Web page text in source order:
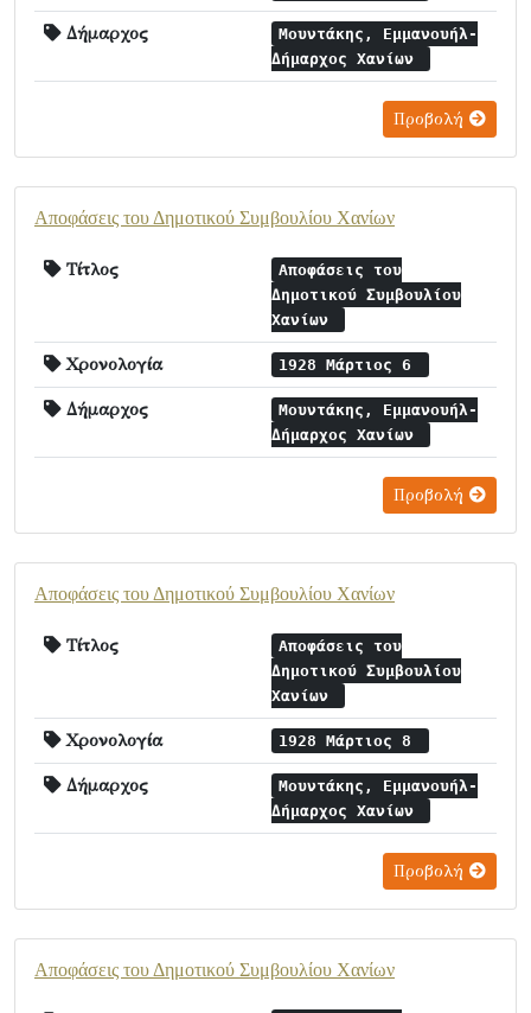
Δήμαρχος
Μουντάκης, Εμμανουήλ-
Δήμαρχος Χανίων
Προβολή
Αποφάσεις του Δημοτικού Συμβουλίου Χανίων
Τίτλος
Αποφάσεις του
Δημοτικού Συμβουλίου
Χανίων
Χρονολογία 1928 Μάρτιος 6
Δήμαρχος
Μουντάκης, Εμμανουήλ-
Δήμαρχος Χανίων
Προβολή
Αποφάσεις του Δημοτικού Συμβουλίου Χανίων
Τίτλος
Αποφάσεις του
Δημοτικού Συμβουλίου
Χανίων
Χρονολογία 1928 Μάρτιος 8
Δήμαρχος
Μουντάκης, Εμμανουήλ-
Δήμαρχος Χανίων
Προβολή
Αποφάσεις του Δημοτικού Συμβουλίου Χανίων